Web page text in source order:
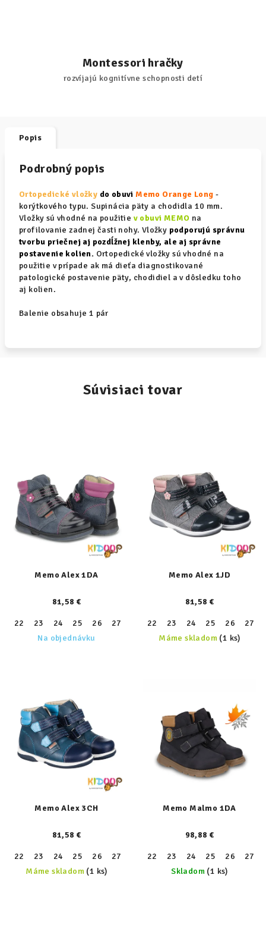
Montessori hračky
rozvíjajú kognitívne schopnosti detí
Popis
Podrobný popis
Ortopedické vložky do obuvi Memo Orange Long -
korýtkového typu. Supinácia päty a chodidla 10 mm.
Vložky sú vhodné na použitie v obuvi MEMO na
profilovanie zadnej časti nohy. Vložky podporujú správnu
tvorbu priečnej aj pozdĺžnej klenby, ale aj správne
postavenie kolien. Ortopedické vložky sú vhodné na
použitie v prípade ak má dieťa diagnostikované
patologické postavenie päty, chodidiel a v dôsledku toho
aj kolien.
Balenie obsahuje 1 pár
Súvisiaci tovar
Memo Alex 1DA
81,58 €
22 23 24 25 26 27 29 30
31
Na objednávku
Memo Alex 1JD
81,58 €
22 23 24 25 26 27
Máme skladom (1 ks)
Memo Alex 3CH
81,58 €
22 23 24 25 26 27 29 30
31
Máme skladom (1 ks)
Memo Malmo 1DA
98,88 €
22 23 24 25 26 27
Skladom (1 ks)